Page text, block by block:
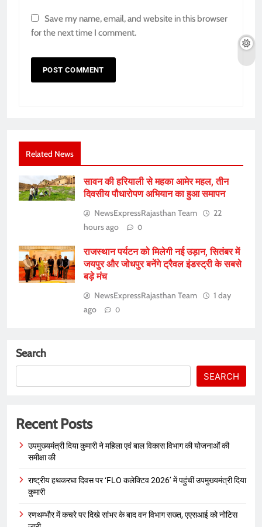
Save my name, email, and website in this browser
for the next time I comment.
Related News
सावन की हरियाली से महका आमेर महल, तीन
दिवसीय पौधारोपण अभियान का हुआ समापन
NewsExpressRajasthan Team
22
hours ago
0
राजस्थान पर्यटन को मिलेगी नई उड़ान, सितंबर में
जयपुर और जोधपुर बनेंगे ट्रैवल इंडस्ट्री के सबसे
बड़े मंच
NewsExpressRajasthan Team
1 day
ago
0
Search
SEARCH
Recent Posts
उपमुख्यमंत्री दिया कुमारी ने महिला एवं बाल विकास विभाग की योजनाओं की
समीक्षा की
राष्ट्रीय हथकरघा दिवस पर ‘FLO कलेक्टिव 2026’ में पहुंचीं उपमुख्यमंत्री दिया
कुमारी
रणथम्भौर में कचरे पर दिखे सांभर के बाद वन विभाग सख्त, एएसआई को नोटिस